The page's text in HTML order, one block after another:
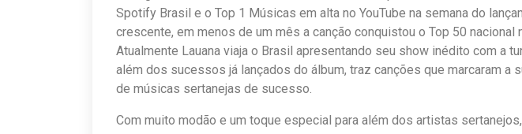
Spotify Brasil e o Top 1 Músicas em alta no YouTube na semana do
crescente, em menos de um mês a canção conquistou o Top 50 nacional
Atualmente Lauana viaja o Brasil apresentando seu show inédito com a
além dos sucessos já lançados do álbum, traz canções que marcaram a
de músicas sertanejas de sucesso.
Com muito modão e um toque especial para além dos artistas